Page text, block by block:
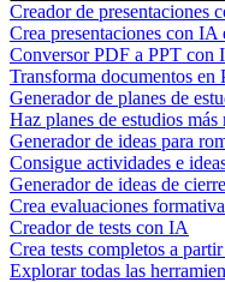
Creador de presentaciones
Crea presentaciones con
Conversor PDF a PPT con
Transforma documentos en
Generador de planes de
Haz planes de estudios
Generador de ideas para
Consigue actividades e
Generador de ideas de
Crea evaluaciones
Creador de tests con IA
Crea tests completos a
Explorar todas las